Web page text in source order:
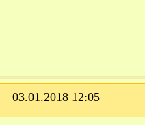
03.01.2018 12:05